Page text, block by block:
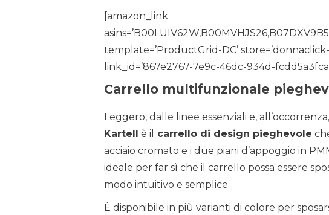
[amazon_link
template=’ProductGrid-DC’ store=’donnaclick-
link_id=’867e2767-7e9c-46dc-934d-
Carrello multifunzionale
Leggero, dalle linee essenziali e,
Kartell
è il carrello di design pieghevole
acciaio cromato e i due piani d’appoggio in
ideale per far sì che il carrello possa essere
modo intuitivo e semplice.
È disponibile in più varianti di colore per